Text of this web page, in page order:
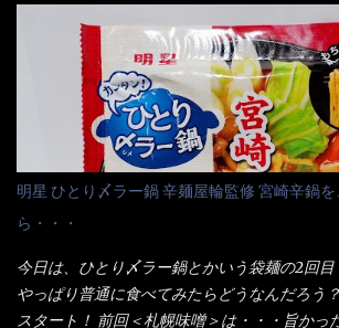
りました～ 熱湯によりカップ内に対流が起
ている～ 隣に用意したのが、ホワイトカッ
へ内容物を全て移すのと同時に、スープも満
させる。 箸で麺から移動させ、具とスープは
りました。 良い感じではないか！ やはり一
カップの壁面に残っていたので、ぜーんぶ箸
トカップへ。 まずは麺を見ると、カップヌー
打ちで縮れてます。 ■蒙古タンメン中本の麺
は、やはり太く平打ちですが麺の厚みがある
は、どちらも柔らかいと感じは同じ。 湯に
いのね。 箸で持ち上げた状態は・・・ ■カッ
蒙古タンメン中本カップ どちらも箸で持ち上
てみないといけないじゃん！（知るのが遅い
は食べた事あるのよ！でもここ数年は、カッ
品揃えも上じゃん！ だって話題性の無いのを
うが無いじゃん！ 日本で話題性が無いのに、
ぇ～ 袋麺と云えば【サッポロ一番】と云われ
に革新的な袋麺が出た！ それは『マルちゃん
品！！ 生麺感覚～と大御所俳優の役所広司
有名になりTOPに・・・その後ライバルとし
がリリース！つまり今回の【日清のラーメン
しては廉価版のポジション・・・ 事実ラ王
本品なんか出前一丁などと一緒くたの扱い。
スープが主流でしょう！？だから味は・・・
明星 ひとり〆ラー鍋 辛麺屋輪監修 宮崎辛鍋
ら・・・
今日は、ひとり〆ラー鍋とかいう袋麺の2回目
やっぱり普通に食べてみたらどうなんだろう
スタート！ 前回＜札幌味噌＞は・・・旨か